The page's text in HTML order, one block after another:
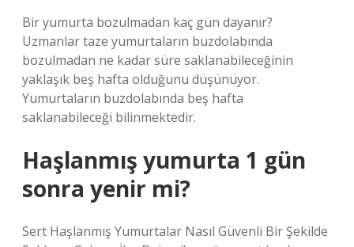
Bir yumurta bozulmadan kaç gün dayanır?
Uzmanlar taze yumurtaların buzdolabında
bozulmadan ne kadar süre saklanabileceğinin
yaklaşık beş hafta olduğunu düşünüyor.
Yumurtaların buzdolabında beş hafta
saklanabileceği bilinmektedir.
Haşlanmış yumurta 1 gün
sonra yenir mi?
Sert Haşlanmış Yumurtalar Nasıl Güvenli Bir Şekilde